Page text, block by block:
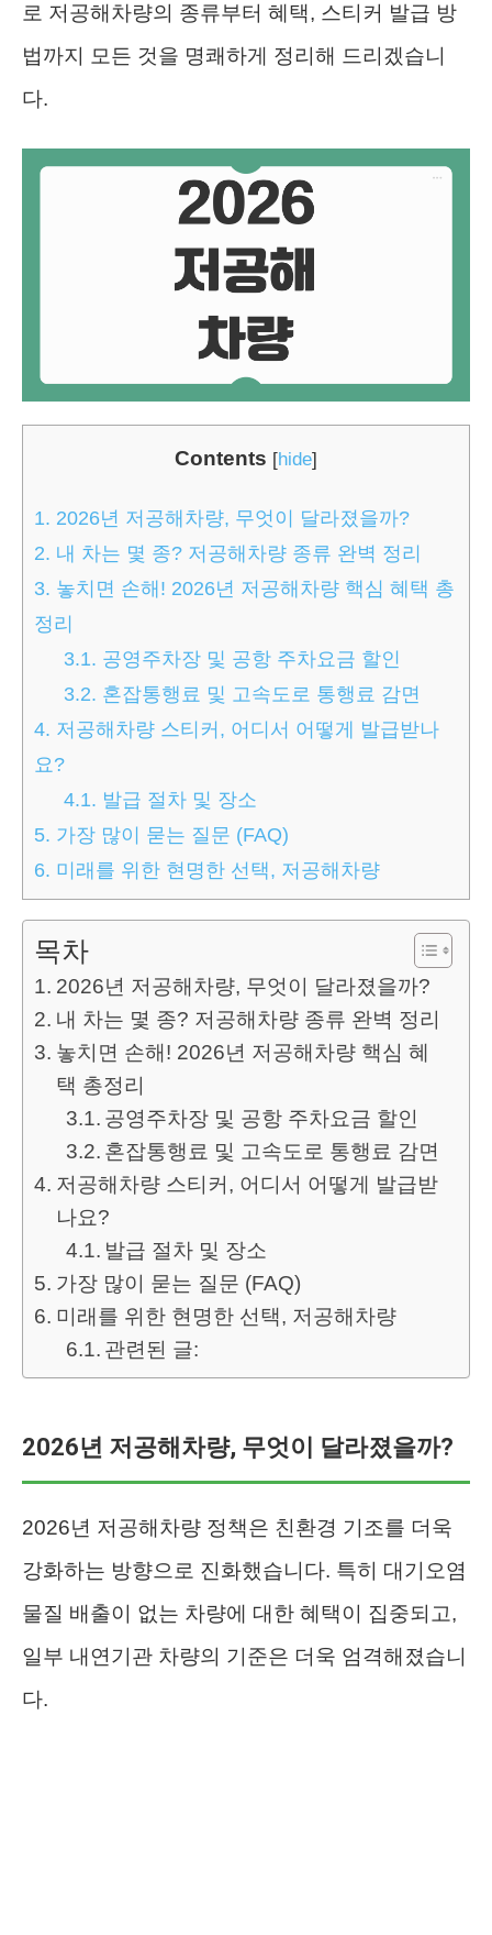
로 저공해차량의 종류부터 혜택, 스티커 발급 방
법까지 모든 것을 명쾌하게 정리해 드리겠습니
다.
Contents [hide]
1. 2026년 저공해차량, 무엇이 달라졌을까?
2. 내 차는 몇 종? 저공해차량 종류 완벽 정리
3. 놓치면 손해! 2026년 저공해차량 핵심 혜택 총
정리
3.1. 공영주차장 및 공항 주차요금 할인
3.2. 혼잡통행료 및 고속도로 통행료 감면
4. 저공해차량 스티커, 어디서 어떻게 발급받나
요?
4.1. 발급 절차 및 장소
5. 가장 많이 묻는 질문 (FAQ)
6. 미래를 위한 현명한 선택, 저공해차량
목차
2026년 저공해차량, 무엇이 달라졌을까?
내 차는 몇 종? 저공해차량 종류 완벽 정리
놓치면 손해! 2026년 저공해차량 핵심 혜
택 총정리
공영주차장 및 공항 주차요금 할인
혼잡통행료 및 고속도로 통행료 감면
저공해차량 스티커, 어디서 어떻게 발급받
나요?
발급 절차 및 장소
가장 많이 묻는 질문 (FAQ)
미래를 위한 현명한 선택, 저공해차량
관련된 글:
2026년 저공해차량, 무엇이 달라졌을까?
2026년 저공해차량 정책은 친환경 기조를 더욱
강화하는 방향으로 진화했습니다. 특히 대기오염
물질 배출이 없는 차량에 대한 혜택이 집중되고,
일부 내연기관 차량의 기준은 더욱 엄격해졌습니
다.